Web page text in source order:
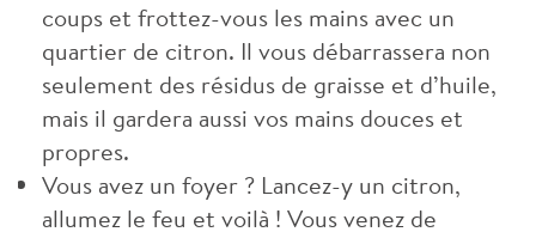
coups et frottez-vous les mains avec un
quartier de citron. Il vous débarrassera non
seulement des résidus de graisse et d’huile,
mais il gardera aussi vos mains douces et
propres.
Vous avez un foyer ? Lancez-y un citron,
allumez le feu et voilà ! Vous venez de